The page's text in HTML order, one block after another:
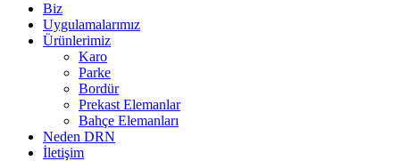
Biz
Uygulamalarımız
Ürünlerimiz
Karo
Parke
Bordür
Prekast Elemanlar
Bahçe Elemanları
Neden DRN
İletişim